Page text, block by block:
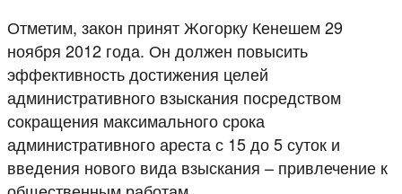
Отметим, закон принят Жогорку Кенешем 29
ноября 2012 года. Он должен повысить
эффективность достижения целей
административного взыскания посредством
сокращения максимального срока
административного ареста с 15 до 5 суток и
введения нового вида взыскания – привлечение к